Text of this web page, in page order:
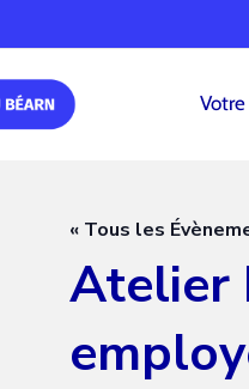
Votre
« Tous les
Atelier